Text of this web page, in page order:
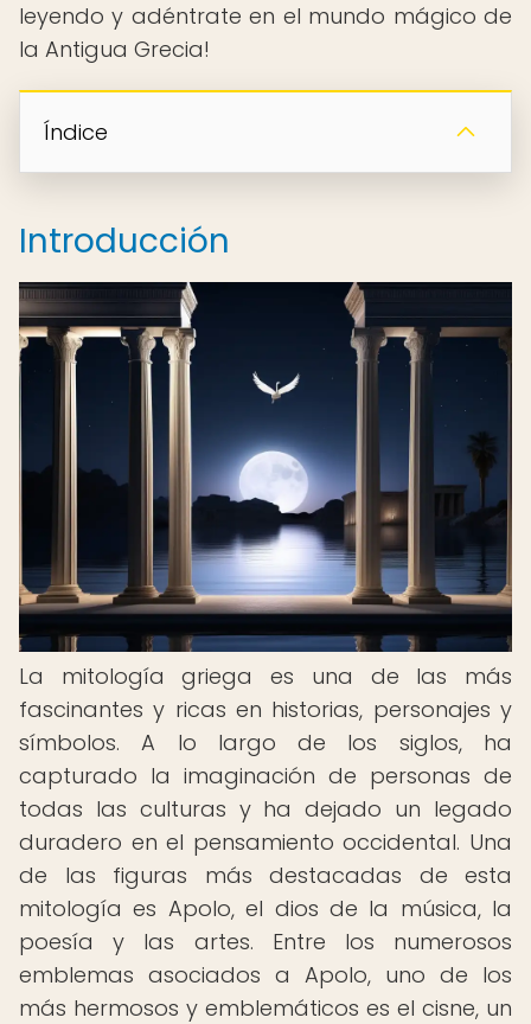
leyendo y adéntrate en el mundo mágico de
la Antigua Grecia!
Índice
Introducción
La mitología griega es una de las más
fascinantes y ricas en historias, personajes y
símbolos. A lo largo de los siglos, ha
capturado la imaginación de personas de
todas las culturas y ha dejado un legado
duradero en el pensamiento occidental. Una
de las figuras más destacadas de esta
mitología es Apolo, el dios de la música, la
poesía y las artes. Entre los numerosos
emblemas asociados a Apolo, uno de los
más hermosos y emblemáticos es el cisne, un